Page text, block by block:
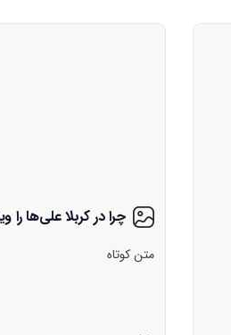
اگر از حق فاصله بگیرید
عکس‌نویس